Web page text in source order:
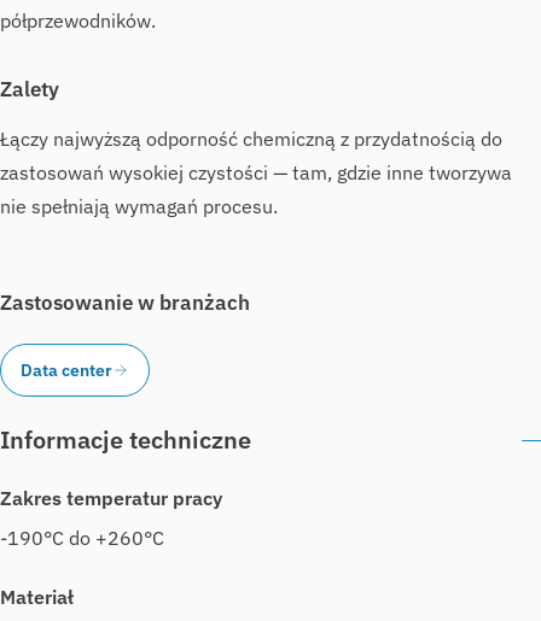
półprzewodników.
Zalety
Łączy najwyższą odporność chemiczną z przydatnością do
zastosowań wysokiej czystości — tam, gdzie inne tworzywa
nie spełniają wymagań procesu.
Zastosowanie w branżach
Data center
Informacje techniczne
Zakres temperatur pracy
-190°C do +260°C
Materiał